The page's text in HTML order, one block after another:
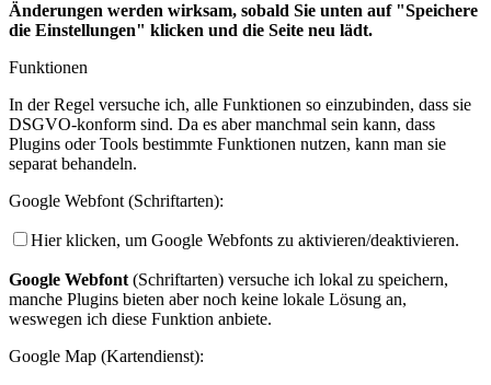
Änderungen werden wirksam, sobald Sie unten auf "Speichere
die Einstellungen" klicken und die Seite neu lädt.
Funktionen
In der Regel versuche ich, alle Funktionen so einzubinden, dass sie
DSGVO-konform sind. Da es aber manchmal sein kann, dass
Plugins oder Tools bestimmte Funktionen nutzen, kann man sie
separat behandeln.
Google Webfont (Schriftarten):
Hier klicken, um Google Webfonts zu aktivieren/deaktivieren.
Google Webfont (Schriftarten) versuche ich lokal zu speichern,
manche Plugins bieten aber noch keine lokale Lösung an,
weswegen ich diese Funktion anbiete.
Google Map (Kartendienst):